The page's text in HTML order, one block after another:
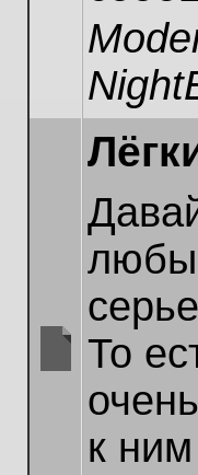
unread
То
к